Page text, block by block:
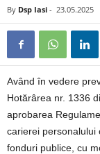
By Dsp Iasi - 23.05.2025
Având în vedere
Hotărârea nr. 1336
aprobarea
carierei personalului
fonduri publice, cu